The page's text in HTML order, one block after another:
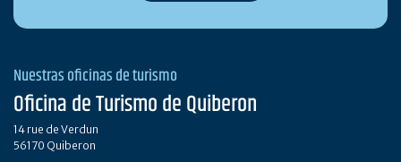
Nuestras oficinas de turismo
Oficina de Turismo de Quiberon
14 rue de Verdun
56170 Quiberon